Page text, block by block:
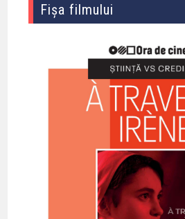
Fișa filmului